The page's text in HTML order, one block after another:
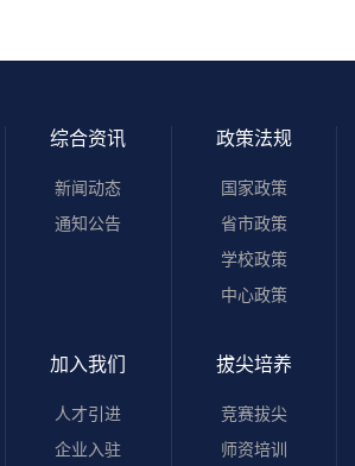
综合资讯
新闻动态
通知公告
政策法规
国家政策
省市政策
学校政策
中心政策
加入我们
人才引进
企业入驻
拔尖培养
竞赛拔尖
师资培训